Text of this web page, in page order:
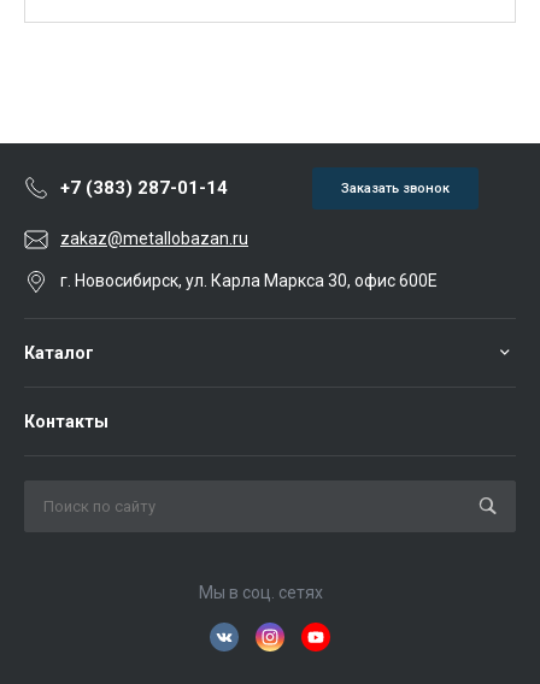
+7 (383) 287-01-14 Заказать звонок
zakaz@metallobazan.ru
г. Новосибирск, ул. Карла Маркса 30, офис 600Е
Каталог
Контакты
Мы в соц. сетях